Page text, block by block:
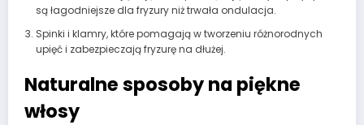
są łagodniejsze dla fryzury niż trwała ondulacja.
Spinki i klamry, które pomagają w tworzeniu różnorodnych
upięć i zabezpieczają fryzurę na dłużej.
Naturalne sposoby na piękne
włosy